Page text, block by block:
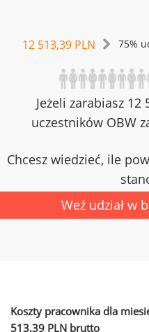
12 513,39 PLN 75%
Jeżeli zarabiasz
uczestników OBW
Chcesz wiedzieć, ile
Weź udział w
Koszty pracownika dla
513,39 PLN brutto